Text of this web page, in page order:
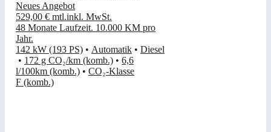
Neues Angebot
529,00 € mtl.inkl. MwSt.
48 Monate Laufzeit. 10.000 KM pro
Jahr.
142 kW (193 PS) • Automatik • Diesel
• 172 g CO₂/km (komb.) • 6,6
l/100km (komb.) • CO₂-Klasse
F (komb.)